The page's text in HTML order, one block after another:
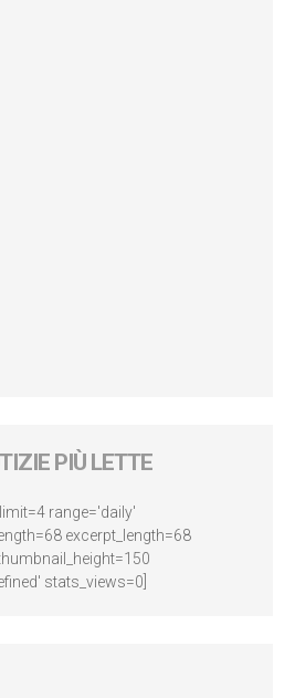
PIÙ LETTE
range='daily'
excerpt_length=68
stats_views=0]